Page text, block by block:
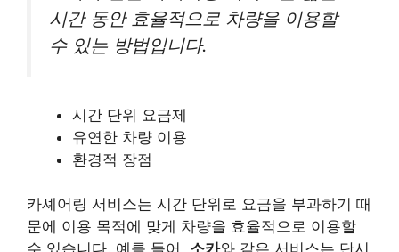
시간 동안 효율적으로 차량을 이용할
수 있는 방법입니다.
시간 단위 요금제
유연한 차량 이용
환경적 장점
카셰어링 서비스는 시간 단위로 요금을 부과하기 때
문에 이용 목적에 맞게 차량을 효율적으로 이용할